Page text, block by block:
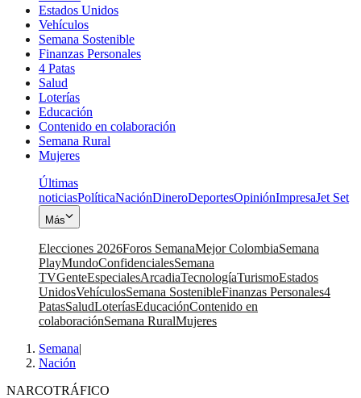
Estados Unidos
Vehículos
Semana Sostenible
Finanzas Personales
4 Patas
Salud
Loterías
Educación
Contenido en colaboración
Semana Rural
Mujeres
Últimas
noticiasPolíticaNaciónDineroDeportesOpiniónImpresaJet Set
Más
Elecciones 2026Foros SemanaMejor ColombiaSemana
PlayMundoConfidencialesSemana
TVGenteEspecialesArcadiaTecnologíaTurismoEstados
UnidosVehículosSemana SostenibleFinanzas Personales4
PatasSaludLoteríasEducaciónContenido en
colaboraciónSemana RuralMujeres
Semana|
Nación
NARCOTRÁFICO